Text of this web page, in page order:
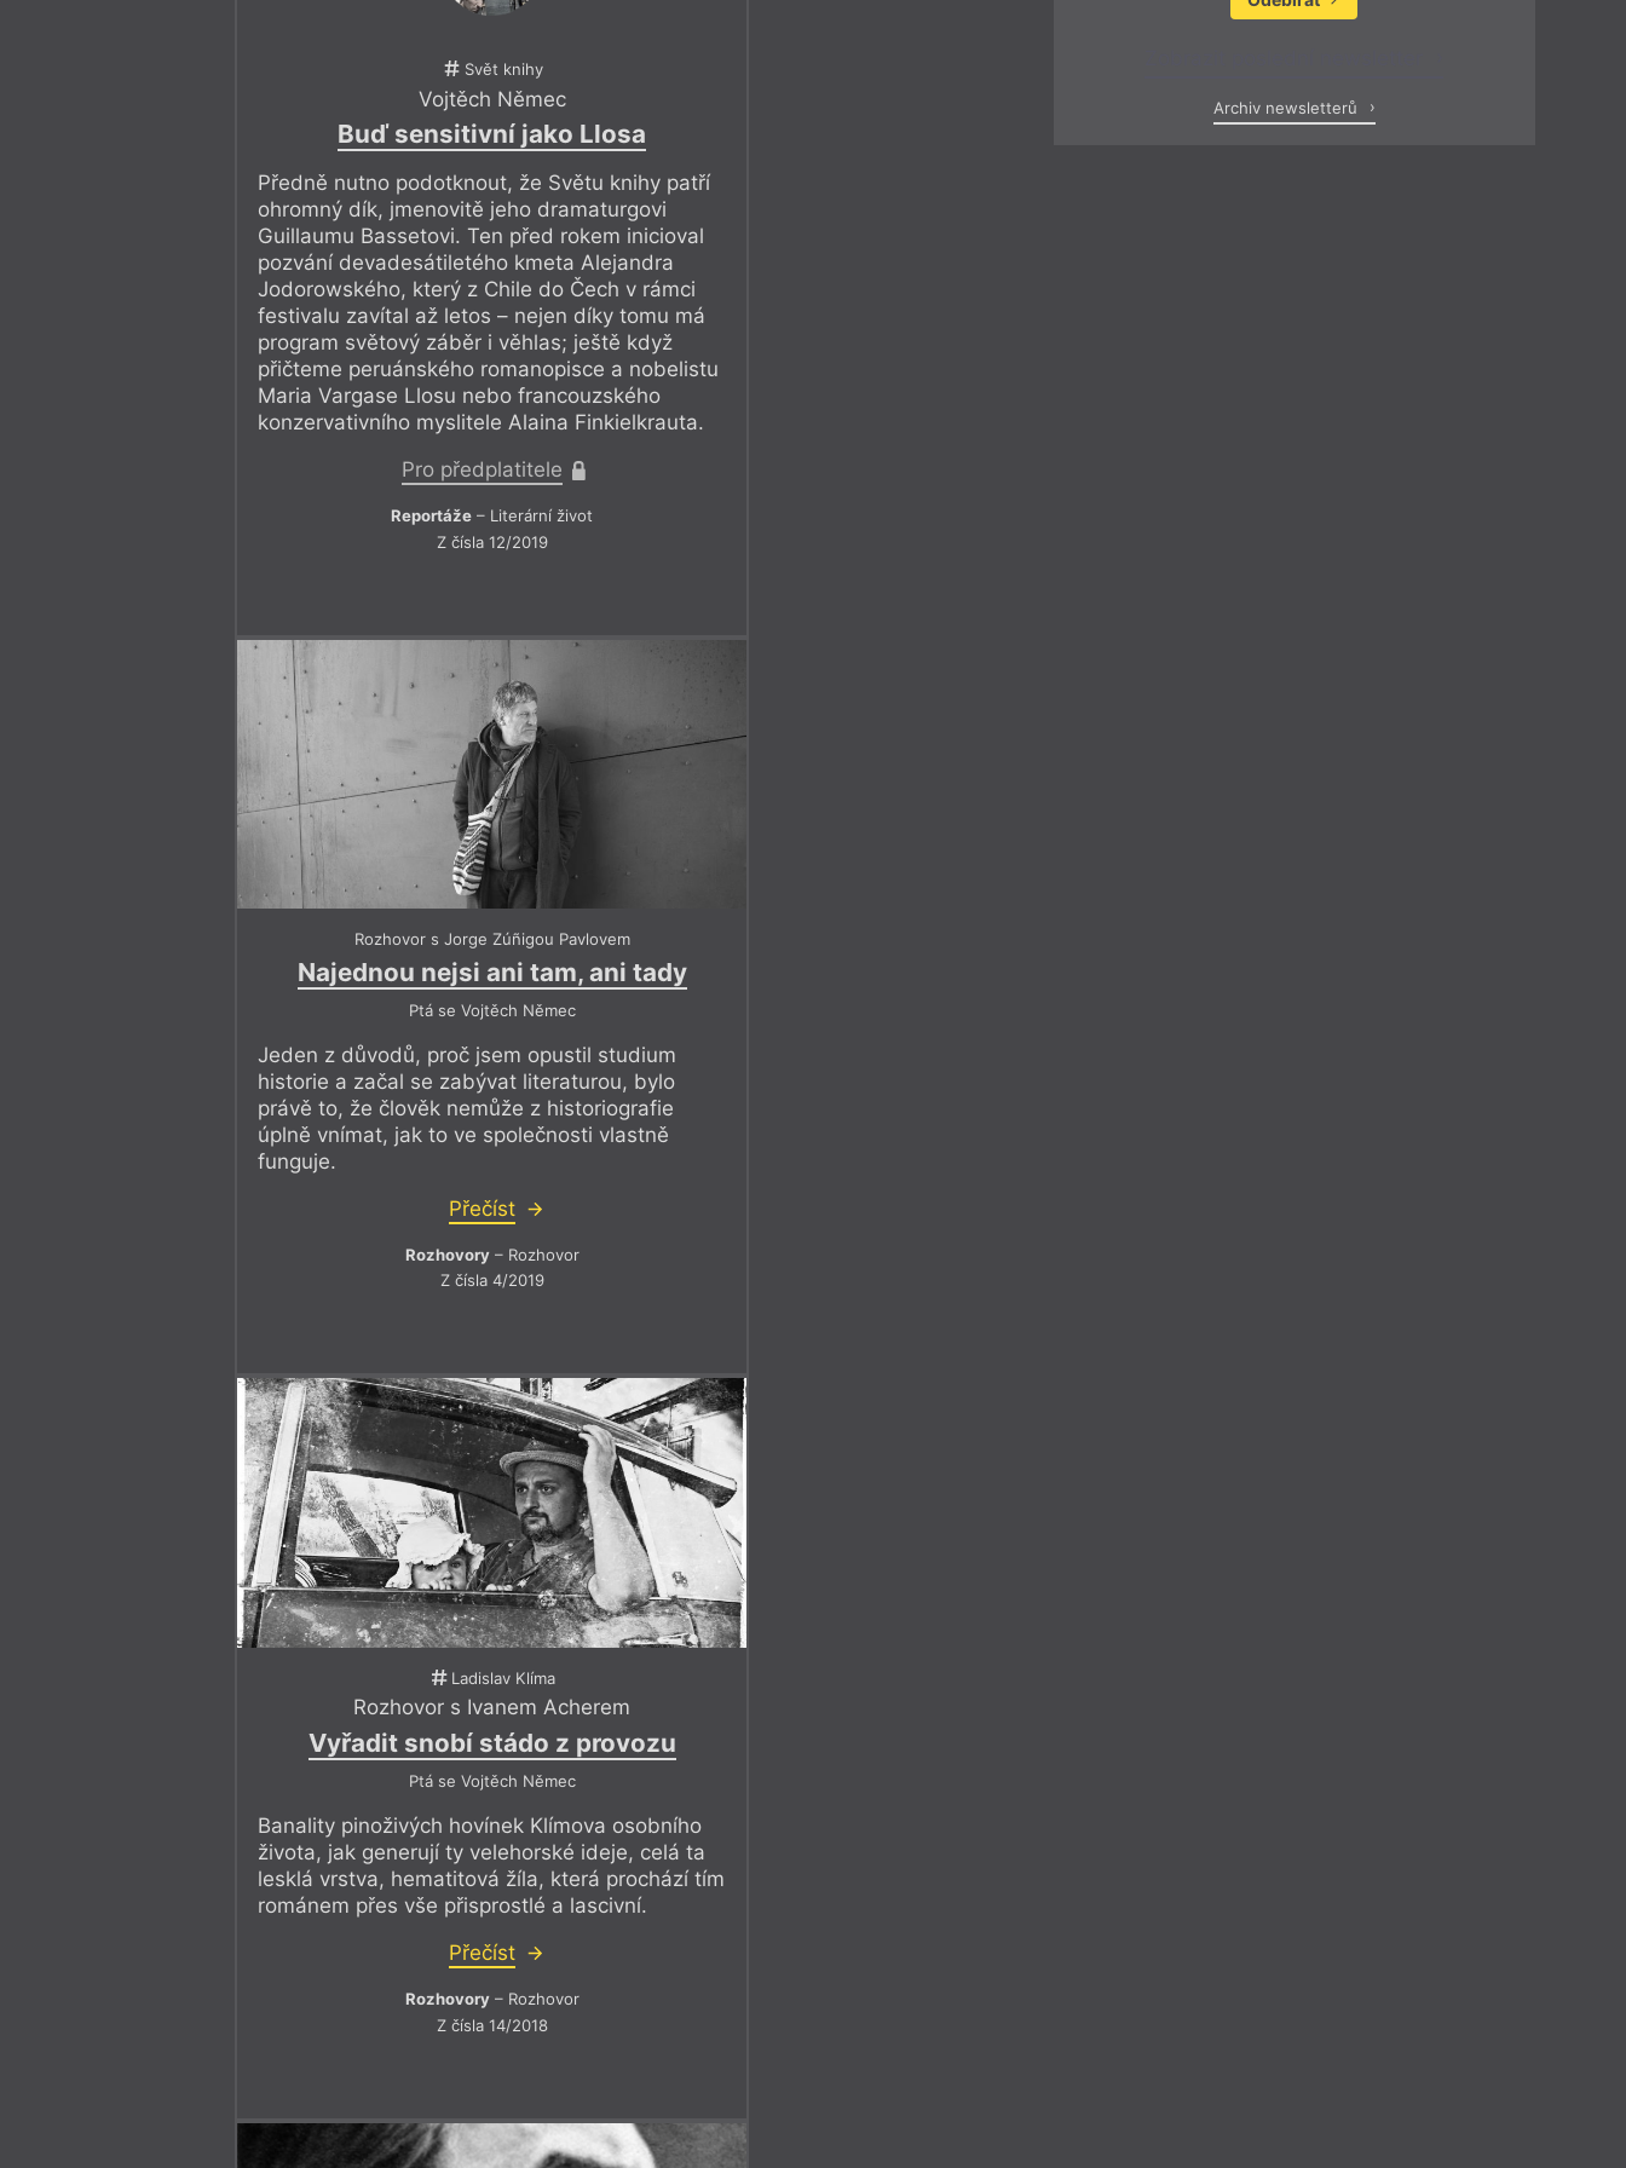
Svět knihy
Vojtěch Němec
Buď sensitivní jako Llosa
Předně nutno podotknout, že Světu knihy patří
ohromný dík, jmenovitě jeho dramaturgovi
Guillaumu Bassetovi. Ten před rokem inicioval
pozvání devadesátiletého kmeta Alejandra
Jodorowského, který z Chile do Čech v rámci
festivalu zavítal až letos – nejen díky tomu má
program světový záběr i věhlas; ještě když
přičteme peruánského romanopisce a nobelistu
Maria Vargase Llosu nebo francouzského
konzervativního myslitele Alaina Finkielkrauta.
Pro předplatitele
Reportáže – Literární život
Z čísla 12/2019
Rozhovor s Jorge Zúñigou Pavlovem
Najednou nejsi ani tam, ani tady
Ptá se Vojtěch Němec
Jeden z důvodů, proč jsem opustil studium
historie a začal se zabývat literaturou, bylo
právě to, že člověk nemůže z historiografie
úplně vnímat, jak to ve společnosti vlastně
funguje.
Přečíst
Rozhovory– Rozhovor
Z čísla 4/2019
Ladislav Klíma
Rozhovor s Ivanem Acherem
Vyřadit snobí stádo z provozu
Ptá se Vojtěch Němec
Banality pinoživých hovínek Klímova osobního
života, jak generují ty velehorské ideje, celá ta
lesklá vrstva, hematitová žíla, která prochází tím
románem přes vše přisprostlé a lascivní.
Přečíst
Rozhovory– Rozhovor
Z čísla 14/2018
Archiv newsletterů